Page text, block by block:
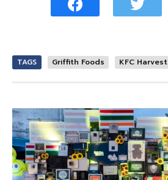
TAGS Griffith Foods KFC Harvest